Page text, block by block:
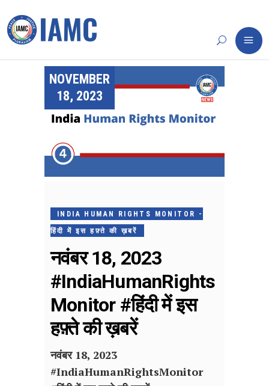
NOVEMBER
18, 2023
INDIA HUMAN RIGHTS MONITOR -
हिंदी में इस हफ़्ते की ख़बरें
नवंबर 18, 2023
#IndiaHumanRights
Monitor #हिंदी में इस
हफ़्ते की ख़बरें
नवंबर 18, 2023
#IndiaHumanRightsMonitor